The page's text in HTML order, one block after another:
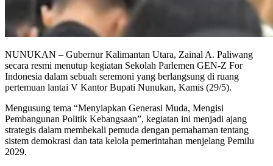
NUNUKAN – Gubernur Kalimantan Utara, Zainal A. Paliwang
secara resmi menutup kegiatan Sekolah Parlemen GEN-Z For
Indonesia dalam sebuah seremoni yang berlangsung di ruang
pertemuan lantai V Kantor Bupati Nunukan, Kamis (29/5).
Mengusung tema “Menyiapkan Generasi Muda, Mengisi
Pembangunan Politik Kebangsaan”, kegiatan ini menjadi ajang
strategis dalam membekali pemuda dengan pemahaman tentang
sistem demokrasi dan tata kelola pemerintahan menjelang Pemilu
2029.